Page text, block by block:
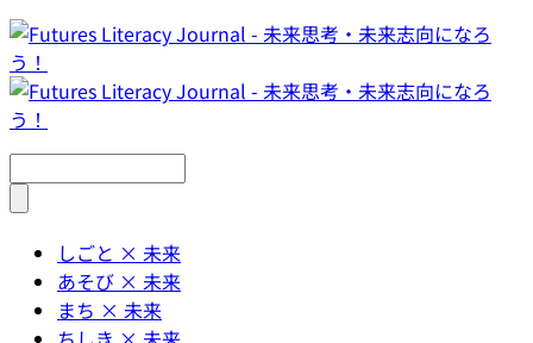
しごと × 未来
あそび × 未来
まち × 未来